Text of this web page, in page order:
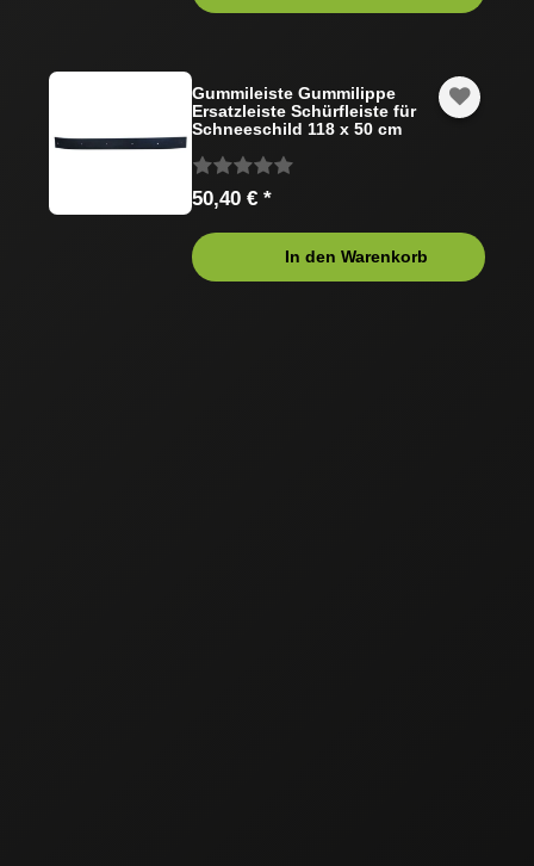
Gummileiste Gummilippe
Ersatzleiste Schürfleiste für
Schneeschild 118 x 50 cm
50,40 € *
In den Warenkorb